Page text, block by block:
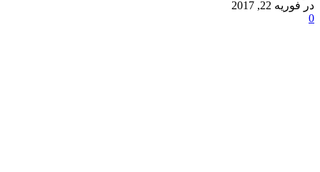
در فوریه 22, 2017
0